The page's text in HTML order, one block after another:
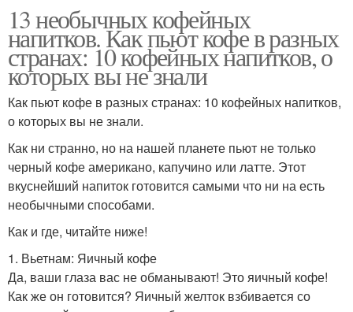
13 необычных кофейных
напитков. Как пьют кофе в разных
странах: 10 кофейных напитков, о
которых вы не знали
Как пьют кофе в разных странах: 10 кофейных напитков,
о которых вы не знали.
Как ни странно, но на нашей планете пьют не только
черный кофе американо, капучино или латте. Этот
вкуснейший напиток готовится самыми что ни на есть
необычными способами.
Как и где, читайте ниже!
1. Вьетнам: Яичный кофе
Да, ваши глаза вас не обманывают! Это яичный кофе!
Как же он готовится? Яичный желток взбивается со